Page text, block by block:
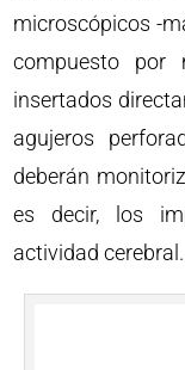
microscópicos -
compuesto por
insertados
agujeros
deberán
es decir, los
actividad cerebral.